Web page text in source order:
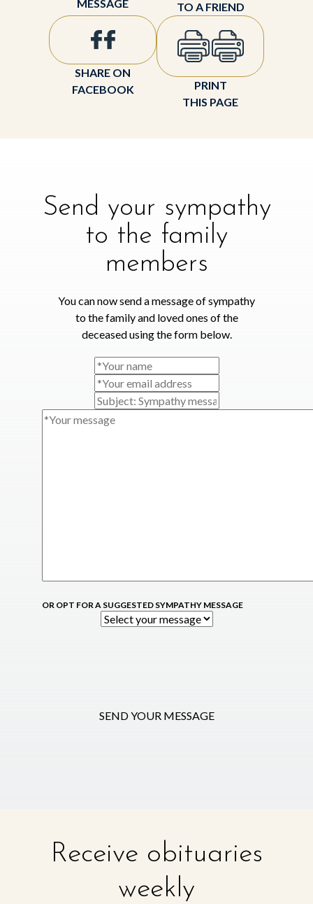
MESSAGE TO A FRIEND
SHARE ON
FACEBOOK
PRINT
THIS PAGE
Send your sympathy
to the family
members
You can now send a message of sympathy
to the family and loved ones of the
deceased using the form below.
OR OPT FOR A SUGGESTED SYMPATHY MESSAGE
SEND YOUR MESSAGE
Receive obituaries
weekly